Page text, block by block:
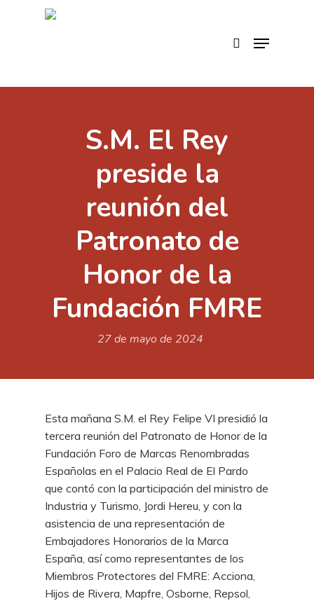
Menu
S.M. El Rey
preside la
reunión del
Patronato de
Honor de la
Fundación FMRE
27 de mayo de 2024
Esta mañana S.M. el Rey Felipe VI presidió la
tercera reunión del Patronato de Honor de la
Fundación Foro de Marcas Renombradas
Españolas en el Palacio Real de El Pardo
que contó con la participación del ministro de
Industria y Turismo, Jordi Hereu, y con la
asistencia de una representación de
Embajadores Honorarios de la Marca
España, así como representantes de los
Miembros Protectores del FMRE: Acciona,
Hijos de Rivera, Mapfre, Osborne, Repsol,